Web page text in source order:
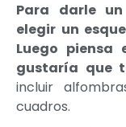
Para darle
elegir un
Luego
gustaría que
incluir
cuadros.